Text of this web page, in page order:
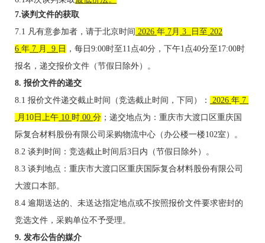
7.谈判文件的获取
7.1 凡有意参加者，请于北京时间 2026 年 7月 3 日至 202
6 年 7 月 9 日 ，每日9:00时至11点40分，下午1点40分至17:00时
报名 ，递交报价文件（节假日 除外）。
8. 报价文件的递交
8.1 报价文件递交截止时间（竞选截止时间，下同）： 2026 年
月 10 日上午 10 时 00 分 ；递交地点为：重庆市大渡口区重庆国
际复合材料股份有限公司采购物流中心（办公楼一楼102室）。
8.2 谈判时间：竞选截止时间后3日 内 （节假日 除外）。
8.3 谈判地点：重庆市大渡口区重庆国际复合材料股份有限公司
大渡口本部。
8.4 逾期送达的、未送达指定地点或不按照报价文件要求密封的
竞选文件，采购单位不予受理。
9. 发布公告的媒介